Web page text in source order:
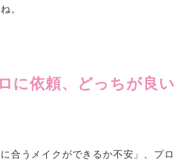
。
に依頼、どっちが良い
合うメイクができるか不安」、プロ